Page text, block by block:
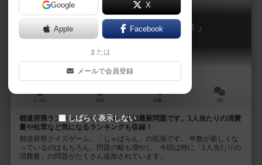
じゃぱらん拡張「追加ランキング！」
Japaran Expantion Addtional ranking!
2～6人 30分 10歳～ 1件
都道府県ランキングクイズ拡張、追加最新問題です。1人当たりの消費
量や松茸など気になるランキングも収録！
都道府県クイズゲーム、「じゃぱらん」の拡張です。 年数が新しくな
っているのはもちろん、問題の幅も増やし、今回は特に「1人当たりの
消費量」の問題がたくさん追加されています...
Google X
Apple Facebook
または
メールで会員登録
しばらく表示しない